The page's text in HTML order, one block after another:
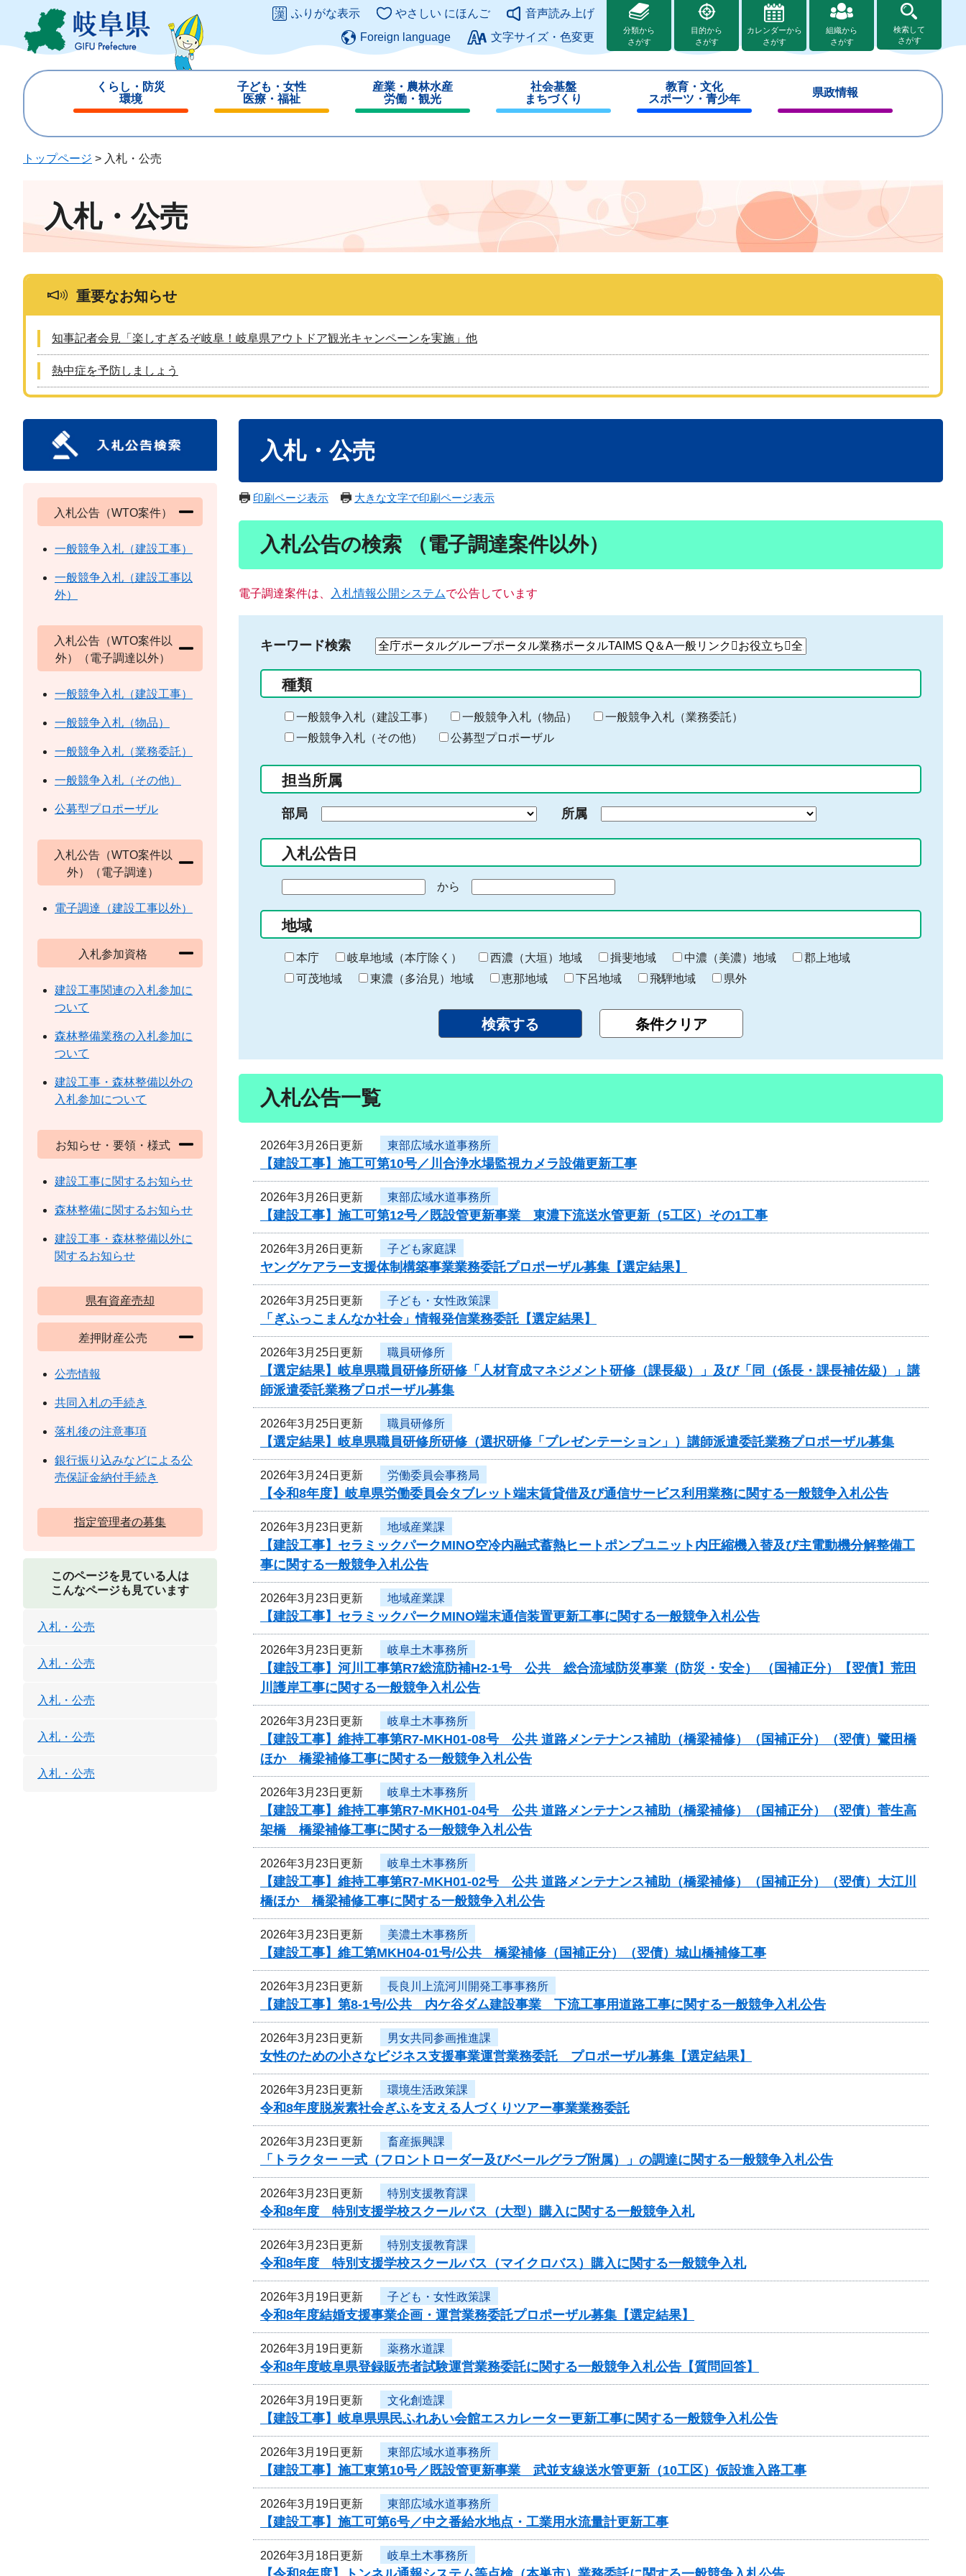
ジ
ュ
このページの本文へ
ふりがな表示 やさしい にほんご
音声読み上げ
Foreign language
文字サイズ・色変更
分類から
さがす
目的から
さがす
カレンダーから
さがす
組織から
さがす
検索して
さがす
くらし・防災
環境
じ
子ども・女性
医療・福祉
じ
産業・農林水産
労働・観光
じ
社会基盤
まちづくり
じ
教育・文化
スポーツ・青少年
じ
県政情報
じ
トップページ > 入札・公売
入札・公売
重要なお知らせ
知事記者会見「楽しすぎるぞ岐阜！岐阜県アウトドア観光キャンペーンを実施」他
熱中症を予防しましょう
入札・公売
印刷ページ表示 大きな文字で印刷ページ表示
入札公告の検索 （電子調達案件以外）
電子調達案件は、 入札情報公開システムで公告しています
キーワード検索
検
る
キ
ー
ー
入
力
種類
一般競争入札（建設工事） 一般競争入札（物品）
一般競争入札（業務委託）
一般競争入札（その他）
公募型プロポーザル
担当所属
部局 所属
入札公告日
の
始
ま
り
から
終
わ
り
地域
本庁 岐阜地域（本庁除く） 西濃（大垣）地域 揖斐地域 中濃（美濃）地域
郡上地域
可茂地域
東濃（多治見）地域 恵那地域 下呂地域 飛騨地域 県外
入札公告一覧
2026年3月26日更新 東部広域水道事務所
【建設工事】施工可第10号／川合浄水場監視カメラ設備更新工事
2026年3月26日更新 東部広域水道事務所
【建設工事】施工可第12号／既設管更新事業 東濃下流送水管更新（5工区）その1工事
2026年3月26日更新 子ども家庭課
ヤングケアラー支援体制構築事業業務委託プロポーザル募集【選定結果】
2026年3月25日更新 子ども・女性政策課
「ぎふっこまんなか社会」情報発信業務委託【選定結果】
2026年3月25日更新 職員研修所
【選定結果】岐阜県職員研修所研修「人材育成マネジメント研修（課長級）」及び「同（係長・課長補佐級）」講
師派遣委託業務プロポーザル募集
2026年3月25日更新 職員研修所
【選定結果】岐阜県職員研修所研修（選択研修「プレゼンテーション」）講師派遣委託業務プロポーザル募集
2026年3月24日更新 労働委員会事務局
【令和8年度】岐阜県労働委員会タブレット端末賃貸借及び通信サービス利用業務に関する一般競争入札公告
2026年3月23日更新 地域産業課
【建設工事】セラミックパークMINO空冷内融式蓄熱ヒートポンプユニット内圧縮機入替及び主電動機分解整備工
事に関する一般競争入札公告
2026年3月23日更新 地域産業課
【建設工事】セラミックパークMINO端末通信装置更新工事に関する一般競争入札公告
2026年3月23日更新 岐阜土木事務所
【建設工事】河川工事第R7総流防補H2-1号 公共 総合流域防災事業（防災・安全） （国補正分）【翌債】荒田
川護岸工事に関する一般競争入札公告
2026年3月23日更新 岐阜土木事務所
【建設工事】維持工事第R7-MKH01-08号 公共 道路メンテナンス補助（橋梁補修）（国補正分）（翌債）鷺田橋
ほか 橋梁補修工事に関する一般競争入札公告
2026年3月23日更新 岐阜土木事務所
【建設工事】維持工事第R7-MKH01-04号 公共 道路メンテナンス補助（橋梁補修）（国補正分）（翌債）菅生高
架橋 橋梁補修工事に関する一般競争入札公告
2026年3月23日更新 岐阜土木事務所
【建設工事】維持工事第R7-MKH01-02号 公共 道路メンテナンス補助（橋梁補修）（国補正分）（翌債）大江川
橋ほか 橋梁補修工事に関する一般競争入札公告
2026年3月23日更新 美濃土木事務所
【建設工事】維工第MKH04-01号/公共 橋梁補修（国補正分）（翌債）城山橋補修工事
2026年3月23日更新 長良川上流河川開発工事事務所
【建設工事】第8-1号/公共 内ケ谷ダム建設事業 下流工事用道路工事に関する一般競争入札公告
2026年3月23日更新 男女共同参画推進課
女性のための小さなビジネス支援事業運営業務委託 プロポーザル募集【選定結果】
2026年3月23日更新 環境生活政策課
令和8年度脱炭素社会ぎふを支える人づくりツアー事業業務委託
2026年3月23日更新 畜産振興課
「トラクター 一式（フロントローダー及びベールグラブ附属）」の調達に関する一般競争入札公告
2026年3月23日更新 特別支援教育課
令和8年度 特別支援学校スクールバス（大型）購入に関する一般競争入札
2026年3月23日更新 特別支援教育課
令和8年度 特別支援学校スクールバス（マイクロバス）購入に関する一般競争入札
2026年3月19日更新 子ども・女性政策課
令和8年度結婚支援事業企画・運営業務委託プロポーザル募集【選定結果】
2026年3月19日更新 薬務水道課
令和8年度岐阜県登録販売者試験運営業務委託に関する一般競争入札公告【質問回答】
2026年3月19日更新 文化創造課
【建設工事】岐阜県県民ふれあい会館エスカレーター更新工事に関する一般競争入札公告
2026年3月19日更新 東部広域水道事務所
【建設工事】施工東第10号／既設管更新事業 武並支線送水管更新（10工区）仮設進入路工事
2026年3月19日更新 東部広域水道事務所
【建設工事】施工可第6号／中之番給水地点・工業用水流量計更新工事
2026年3月18日更新 岐阜土木事務所
入札公告（WTO案件）
一般競争入札（建設工事）
一般競争入札（建設工事以
外）
入札公告（WTO案件以
外）（電子調達以外）
一般競争入札（建設工事）
一般競争入札（物品）
一般競争入札（業務委託）
一般競争入札（その他）
公募型プロポーザル
入札公告（WTO案件以
外）（電子調達）
電子調達（建設工事以外）
入札参加資格
建設工事関連の入札参加に
ついて
森林整備業務の入札参加に
ついて
建設工事・森林整備以外の
入札参加について
お知らせ・要領・様式
建設工事に関するお知らせ
森林整備に関するお知らせ
建設工事・森林整備以外に
関するお知らせ
県有資産売却
差押財産公売
公売情報
共同入札の手続き
落札後の注意事項
銀行振り込みなどによる公
売保証金納付手続き
指定管理者の募集
このページを見ている人は
こんなページも見ています
入札・公売
入札・公売
入札・公売
入札・公売
入札・公売